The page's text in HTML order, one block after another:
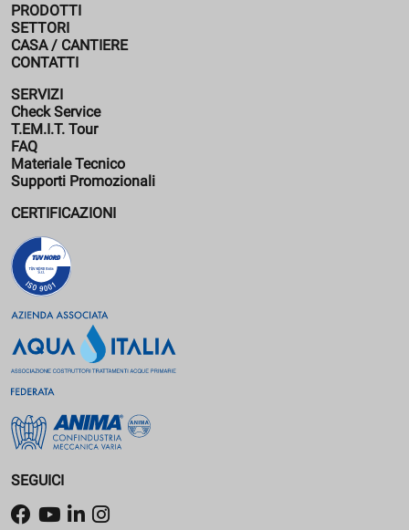
PRODOTTI
SETTORI
CASA / CANTIERE
CONTATTI
SERVIZI
Check Service
T.EM.I.T. Tour
FAQ
Materiale Tecnico
Supporti Promozionali
CERTIFICAZIONI
SEGUICI